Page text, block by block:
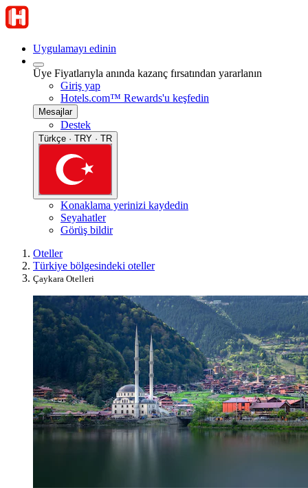
Uygulamayı edinin
Üye Fiyatlarıyla anında kazanç fırsatından yararlanın
Giriş yap
Hotels.com™ Rewards'u keşfedin
Mesajlar
Destek
Türkçe · TRY · TR
Konaklama yerinizi kaydedin
Seyahatler
Görüş bildir
Oteller
Türkiye bölgesindeki oteller
Çaykara Otelleri